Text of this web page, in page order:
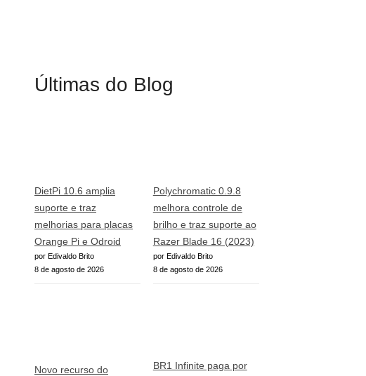
Últimas do Blog
DietPi 10.6 amplia
suporte e traz
melhorias para placas
Orange Pi e Odroid
por Edivaldo Brito
8 de agosto de 2026
Polychromatic 0.9.8
melhora controle de
brilho e traz suporte ao
Razer Blade 16 (2023)
por Edivaldo Brito
8 de agosto de 2026
Novo recurso do
BR1 Infinite paga por